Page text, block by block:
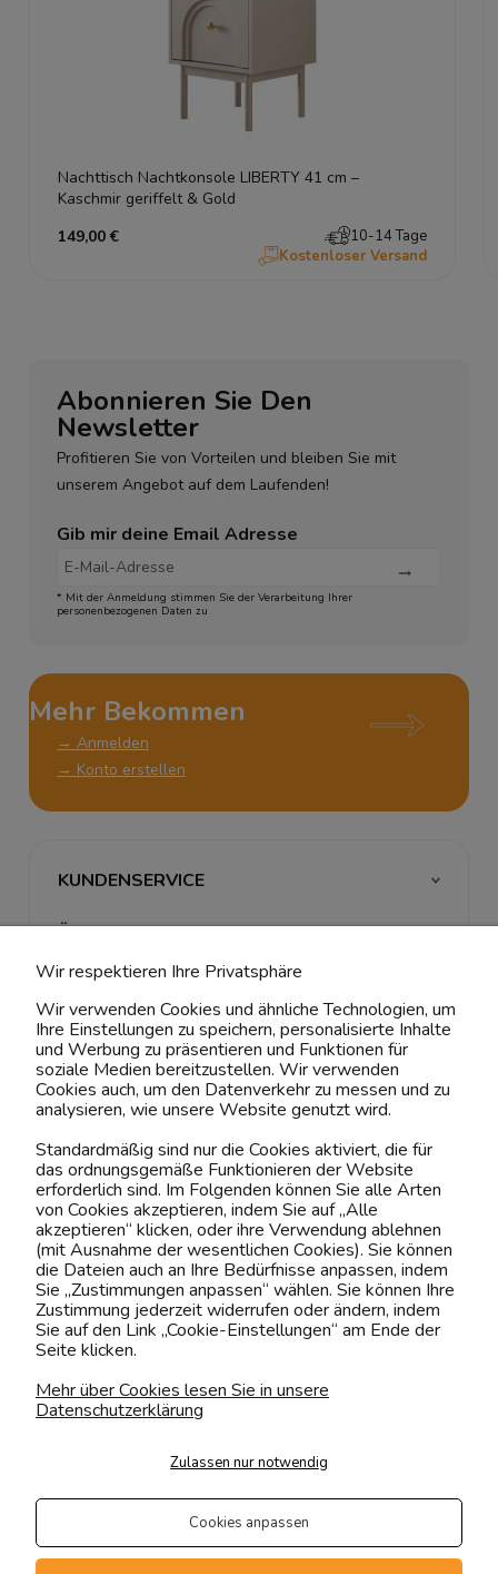
Nachttisch Nachtkonsole LIBERTY 41 cm –
Kaschmir geriffelt & Gold
149,00 €
10-14 Tage
Kostenloser Versand
Abonnieren Sie Den
Newsletter
Profitieren Sie von Vorteilen und bleiben Sie mit
unserem Angebot auf dem Laufenden!
Gib mir deine Email Adresse
* Mit der Anmeldung stimmen Sie der Verarbeitung Ihrer
personenbezogenen Daten zu
Mehr Bekommen
→ Anmelden
→ Konto erstellen
Kontaktiere uns!
0151 12200811
shop@yourhouse24.eu
Mo. - Fr. 07:00-15:00
KUNDENSERVICE
ÜBER UNS & RECHTLICHES
MEIN ACCOUNT
BELIEBTE KATEGORIEN
Transportarten
Der Versand erfolgt per
private Spedition
Geprüfte Präsenz
Wir respektieren Ihre Privatsphäre
Wir verwenden Cookies und ähnliche Technologien, um
Ihre Einstellungen zu speichern, personalisierte Inhalte
und Werbung zu präsentieren und Funktionen für
soziale Medien bereitzustellen. Wir verwenden
Cookies auch, um den Datenverkehr zu messen und zu
analysieren, wie unsere Website genutzt wird.
Standardmäßig sind nur die Cookies aktiviert, die für
das ordnungsgemäße Funktionieren der Website
erforderlich sind. Im Folgenden können Sie alle Arten
von Cookies akzeptieren, indem Sie auf „Alle
akzeptieren“ klicken, oder ihre Verwendung ablehnen
(mit Ausnahme der wesentlichen Cookies). Sie können
die Dateien auch an Ihre Bedürfnisse anpassen, indem
Sie „Zustimmungen anpassen“ wählen. Sie können Ihre
Zustimmung jederzeit widerrufen oder ändern, indem
Sie auf den Link „Cookie-Einstellungen“ am Ende der
Seite klicken.
Mehr über Cookies lesen Sie in unsere
Datenschutzerklärung
Zulassen nur notwendig
Cookies anpassen